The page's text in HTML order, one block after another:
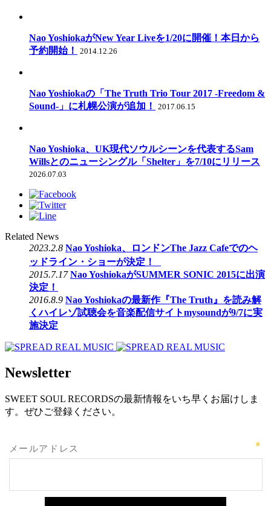
Nao YoshiokaがNew Year Liveを1/20に開催！本日から
予約開始！
2014.12.26
Nao Yoshiokaの「The Truth Trio Tour 2017 -Freedom &
Sound-」に札幌公演が追加！
2017.06.15
Nao Yoshioka、UK現代ソウルシーンを代表するSam
Willsとのニューシングル「Shelter」を7/10にリリース
2026.07.03
Related News
2023.2.8 Nao Yoshioka、ロンドンThe Jazz Cafeでのヘ
ッドライン・ショーが決定！
2015.7.17 Nao YoshiokaがSUMMER SONIC 2015に出演
決定！
2016.8.9 Nao Yoshiokaの最新作『The Truth』を読み解
くハイレゾ試聴会を音楽配信サイトmysoundが9/7に実
施決定
Newsletter
SWEET SOUL RECORDSの最新情報をいち早くお届けしま
す。ぜひご登録ください。